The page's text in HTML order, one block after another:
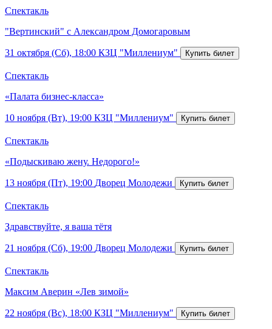
Спектакль
"Вертинский" с Александром Домогаровым
31 октября (Сб), 18:00 КЗЦ "Миллениум"
Спектакль
«Палата бизнес-класса»
10 ноября (Вт), 19:00 КЗЦ "Миллениум"
Спектакль
«Подыскиваю жену. Недорого!»
13 ноября (Пт), 19:00 Дворец Молодежи
Спектакль
Здравствуйте, я ваша тётя
21 ноября (Сб), 19:00 Дворец Молодежи
Спектакль
Максим Аверин «Лев зимой»
22 ноября (Вс), 18:00 КЗЦ "Миллениум"